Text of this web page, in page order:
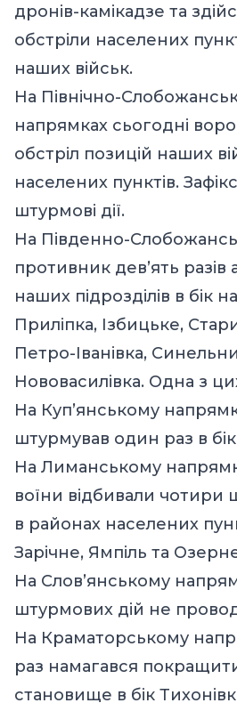
дронів-камікадзе та
обстріли населених
наших військ.
На Північно-
напрямках сьогодні
обстріл позицій наших
населених пунктів.
штурмові дії.
На Південно-
противник дев’ять разів
наших підрозділів в бік
Приліпка, Ізбицьке,
Петро-Іванівка,
Нововасилівка. Одна з
На Куп’янському
штурмував один раз в бік
На Лиманському
воїни відбивали чотири
в районах населених
Зарічне, Ямпіль та
На Слов’янському
штурмових дій не
На Краматорському
раз намагався
становище в бік